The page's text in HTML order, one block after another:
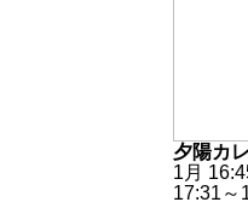
夕陽カ
1月
17:31～